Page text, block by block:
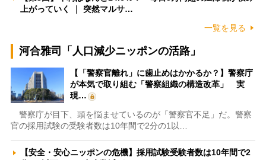
上がっていく ｜ 突然マルサ…
一覧を見る
河合雅司「人口減少ニッポンの活路」
【「警察官離れ」に歯止めはかかるか？】警察庁
が本気で取り組む「警察組織の構造改革」 実
現…
警察庁が目下、頭を悩ませているのが「警察官不足」だ。警察
官の採用試験の受験者数は10年間で2分の1以…
【安全・安心ニッポンの危機】採用試験受験者数は10年間で2